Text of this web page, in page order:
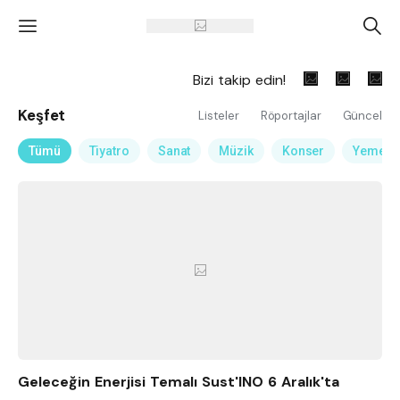
' A
Bizi takip edin!
Keşfet Listeler Röportajlar Güncel
Tümü Tiyatro Sanat Müzik Konser Yemek
Geleceğin Enerjisi Temalı Sust'INO 6 Aralık'ta